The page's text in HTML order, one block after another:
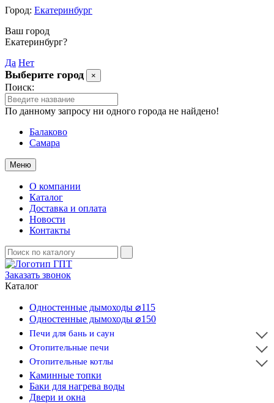
Город: Екатеринбург
Ваш город
Екатеринбург?
Да Нет
Выберите город ×
Поиск:
По данному запросу ни одного города не найдено!
Балаково
Самара
Меню
О компании
Каталог
Доставка и оплата
Новости
Контакты
Заказать звонок
Каталог
Одностенные дымоходы ⌀115
Одностенные дымоходы ⌀150
Печи для бань и саун
Отопительные печи
Отопительные котлы
Каминные топки
Баки для нагрева воды
Двери и окна